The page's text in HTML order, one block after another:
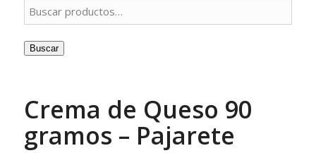
Buscar
Crema de Queso 90
gramos – Pajarete